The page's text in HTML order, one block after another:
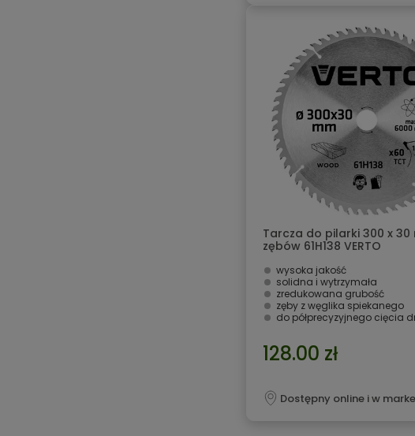
Tarcza do pilarki 300 x 30
zębów 61H138 VERTO
wysoka jakość
solidna i wytrzymała
zredukowana grubość
zęby z węglika spiekanego
do półprecyzyjnego cięcia
128.00 zł
Dostępny online i w